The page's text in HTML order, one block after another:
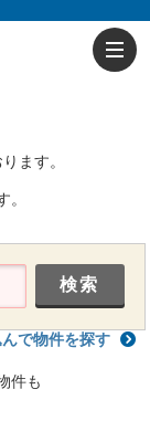
ます。
で物件を探す
件も